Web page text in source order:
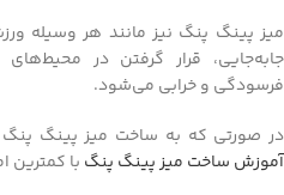
میز پینگ پنگ نیز مانند هر وسیله
جابه‌جایی، قرار گرفتن در
فرسودگی و خرابی می‌شود.
در صورتی که به ساخت میز پینگ پنگ
آموزش ساخت میز پینگ پنگ با کمترین